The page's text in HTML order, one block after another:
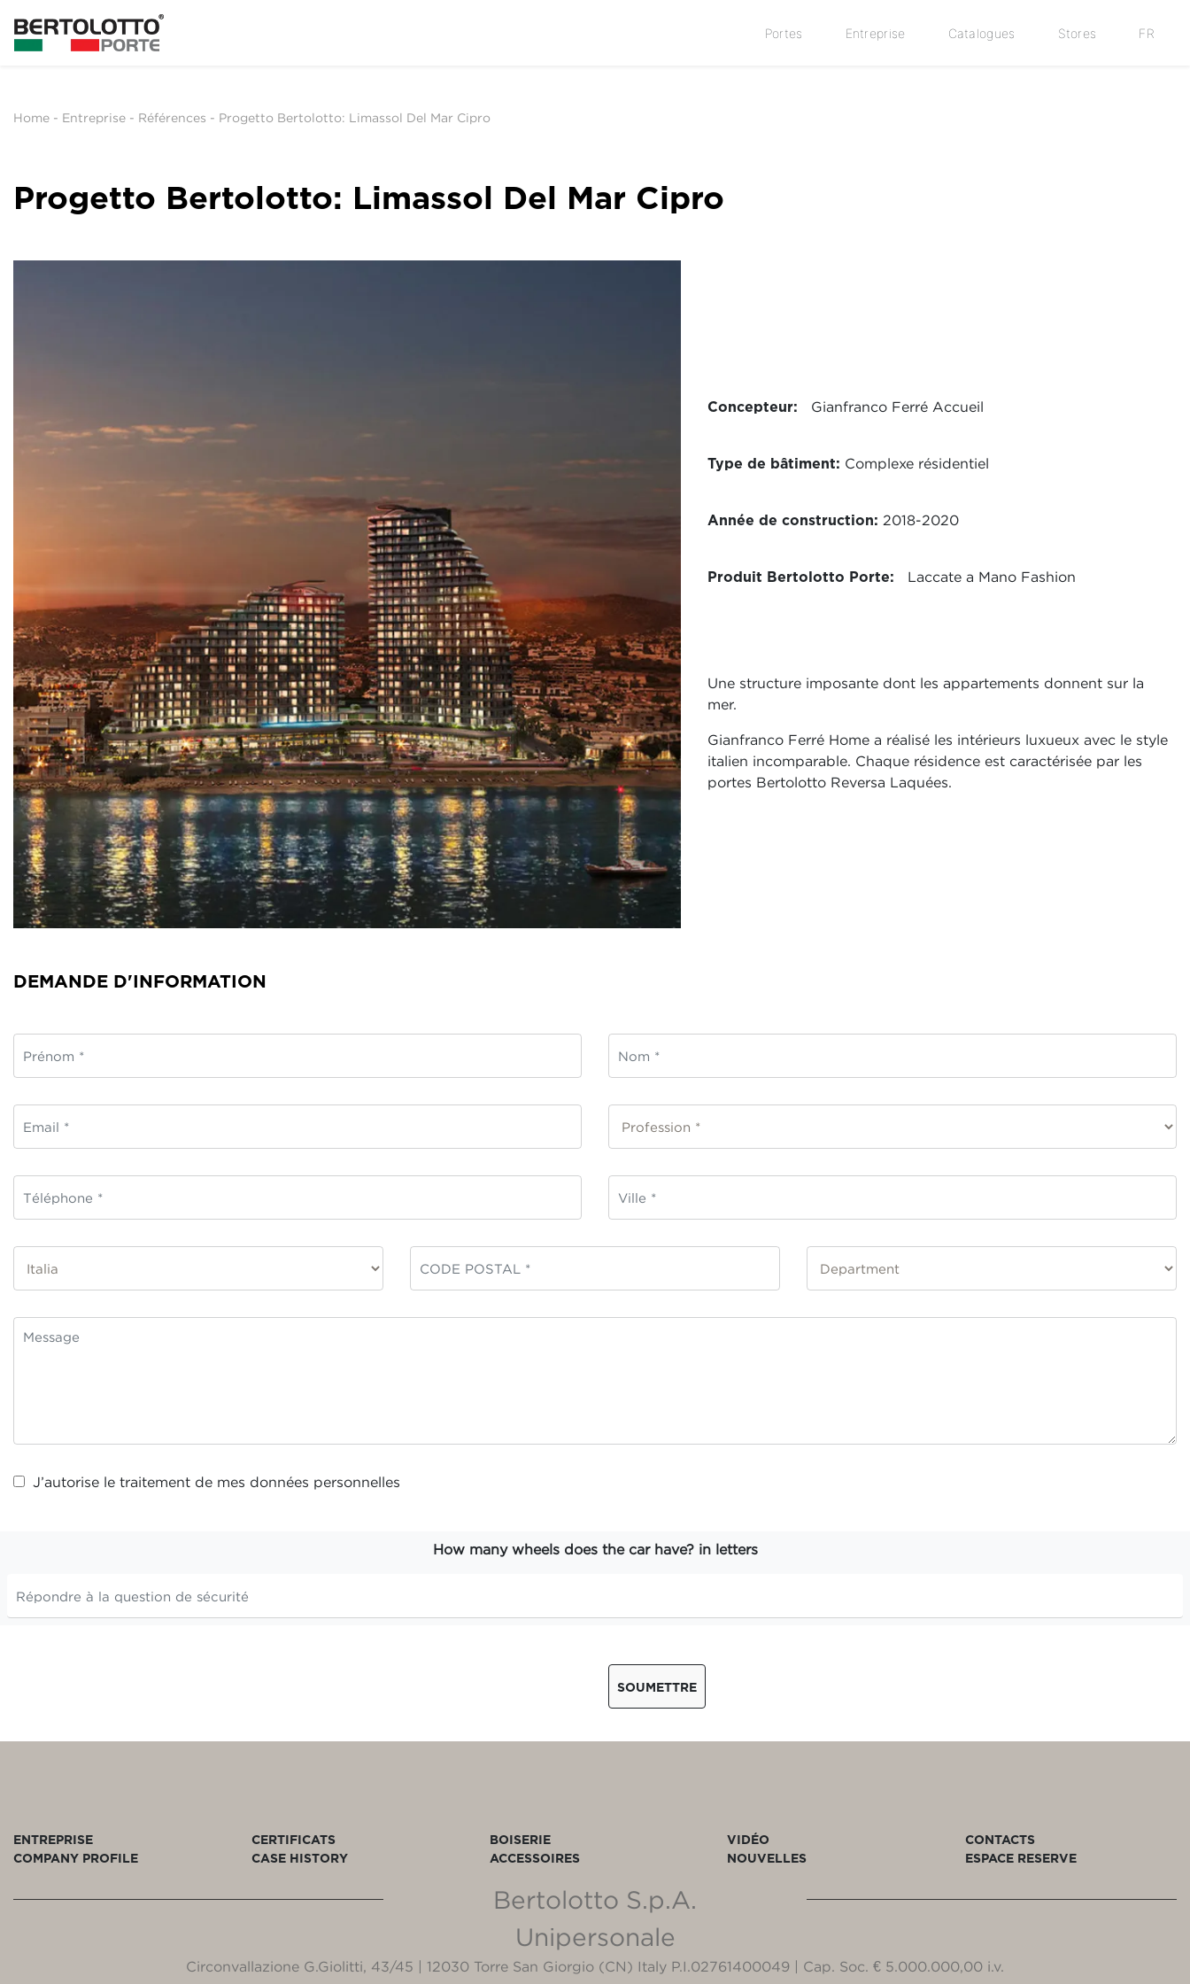
Portes Entreprise Catalogues Stores FR
Home - Entreprise - Références - Progetto Bertolotto: Limassol Del Mar Cipro
Progetto Bertolotto: Limassol Del Mar Cipro
Concepteur: Gianfranco Ferré Accueil
Type de bâtiment: Complexe résidentiel
Année de construction: 2018-2020
Produit Bertolotto Porte: Laccate a Mano Fashion
Une structure imposante dont les appartements donnent sur la
mer.
Gianfranco Ferré Home a réalisé les intérieurs luxueux avec le style
italien incomparable. Chaque résidence est caractérisée par les
portes Bertolotto Reversa Laquées.
DEMANDE D'INFORMATION
J’autorise le traitement de mes données personnelles
How many wheels does the car have? in letters
SOUMETTRE
ENTREPRISE
COMPANY PROFILE
CERTIFICATS
CASE HISTORY
BOISERIE
ACCESSOIRES
VIDÉO
NOUVELLES
CONTACTS
ESPACE RESERVE
Bertolotto S.p.A.
Unipersonale
Circonvallazione G.Giolitti, 43/45 | 12030 Torre San Giorgio (CN) Italy P.I.02761400049 | Cap. Soc. € 5.000.000,00 i.v.